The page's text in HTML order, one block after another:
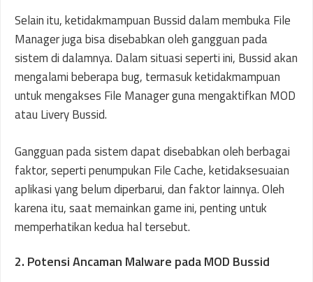
Selain itu, ketidakmampuan Bussid dalam membuka File
Manager juga bisa disebabkan oleh gangguan pada
sistem di dalamnya. Dalam situasi seperti ini, Bussid akan
mengalami beberapa bug, termasuk ketidakmampuan
untuk mengakses File Manager guna mengaktifkan MOD
atau Livery Bussid.
Gangguan pada sistem dapat disebabkan oleh berbagai
faktor, seperti penumpukan File Cache, ketidaksesuaian
aplikasi yang belum diperbarui, dan faktor lainnya. Oleh
karena itu, saat memainkan game ini, penting untuk
memperhatikan kedua hal tersebut.
2. Potensi Ancaman Malware pada MOD Bussid